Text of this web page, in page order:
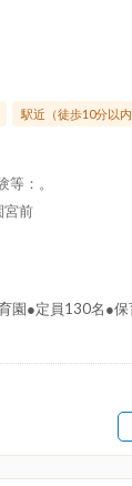
駅近（徒歩10分以内
：。
宮前
園●定員130名●保